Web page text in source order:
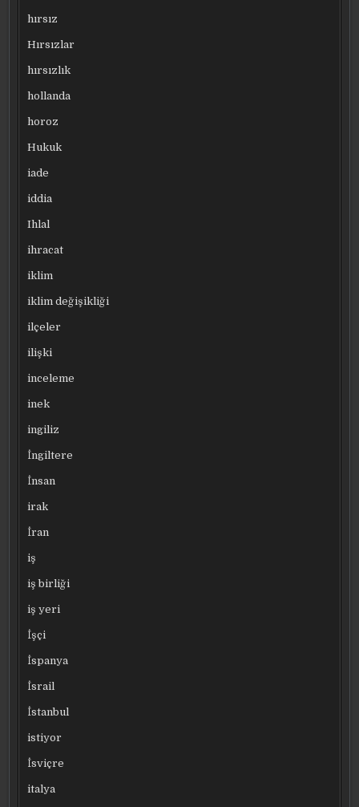
hırsız
Hırsızlar
hırsızlık
hollanda
horoz
Hukuk
iade
iddia
Ihlal
ihracat
iklim
iklim değişikliği
ilçeler
ilişki
inceleme
inek
ingiliz
İngiltere
İnsan
irak
İran
iş
iş birliği
iş yeri
İşçi
İspanya
İsrail
İstanbul
istiyor
İsviçre
italya